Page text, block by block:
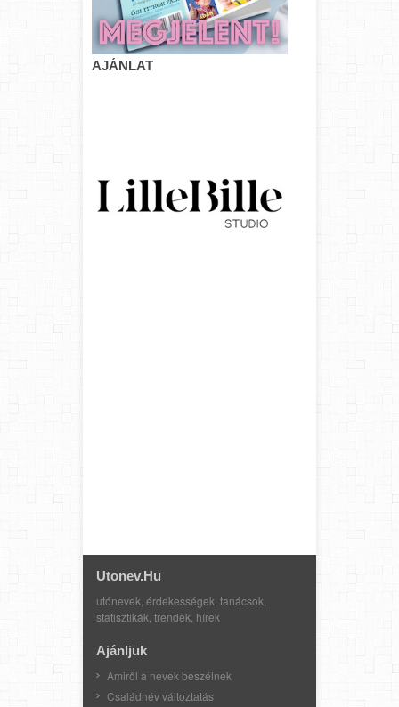
AJÁNLAT
Utonev.hu
utónevek, érdekességek, tanácsok,
statisztikák, trendek, hírek
Ajánljuk
Amiről a nevek beszélnek
Családnév változtatás